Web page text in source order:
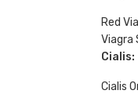
Red
Viagra
Cialis:
Cialis